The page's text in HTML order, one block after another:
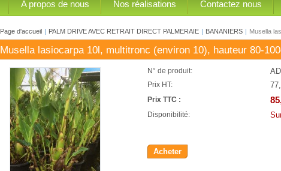
A propos de nous Nos réalisations Contactez nous
Page d'accueil | PALM DRIVE AVEC RETRAIT DIRECT PALMERAIE | BANANIERS | Musella
Musella lasiocarpa 10l, multitronc (environ 10), hauteur 80-
N° de produit:
Prix HT:
Prix TTC :
Disponibilité:
Acheter